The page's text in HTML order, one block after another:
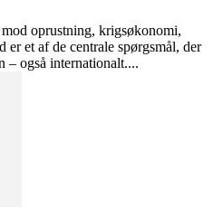
oprustning, krigsøkonomi,
et af de centrale spørgsmål, der
– også internationalt....